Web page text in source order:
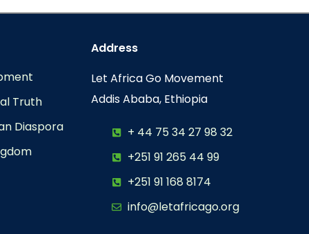
Truth
Diaspora
Address
Let Africa Go Movement
Addis Ababa, Ethiopia
+ 44 75 34 27 98 32
+251 91 265 44 99
+251 91 168 8174
info@letafricago.org